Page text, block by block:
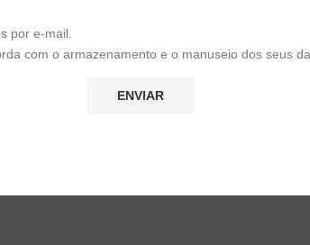
por e-mail.
com o armazenamento e o manuseio dos seus